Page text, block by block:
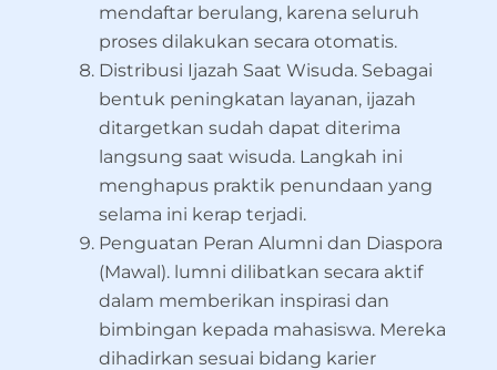
mendaftar berulang, karena seluruh
proses dilakukan secara otomatis.
Distribusi Ijazah Saat Wisuda. Sebagai
bentuk peningkatan layanan, ijazah
ditargetkan sudah dapat diterima
langsung saat wisuda. Langkah ini
menghapus praktik penundaan yang
selama ini kerap terjadi.
Penguatan Peran Alumni dan Diaspora
(Mawal). lumni dilibatkan secara aktif
dalam memberikan inspirasi dan
bimbingan kepada mahasiswa. Mereka
dihadirkan sesuai bidang karier